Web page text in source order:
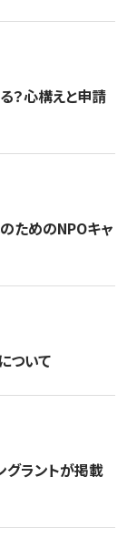
？心構えと申請
ためのNPOキャ
ついて
ラントが掲載